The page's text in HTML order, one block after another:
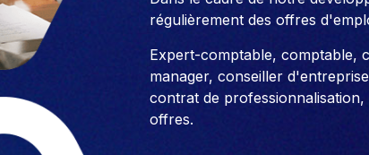
régulièrement des offres
Expert-comptable, comptable,
manager, conseiller
contrat de
offres.